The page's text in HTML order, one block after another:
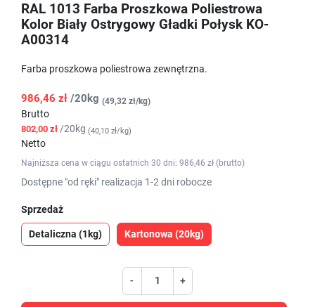
RAL 1013 Farba Proszkowa Poliestrowa
Kolor Biały Ostrygowy Gładki Połysk KO-
A00314
Farba proszkowa poliestrowa zewnętrzna.
986,46 zł /20kg (49,32 zł/kg)
Brutto
802,00 zł /20kg (40,10 zł/kg)
Netto
Najniższa cena w ciągu ostatnich 30 dni: 986,46 zł (brutto)
Dostępne "od ręki" realizacja 1-2 dni robocze
Sprzedaż
Detaliczna (1kg) Kartonowa (20kg)
- +